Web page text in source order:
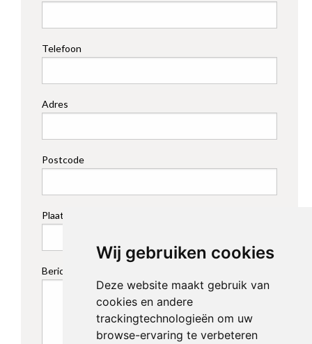
Wij gebruiken cookies
Deze website maakt gebruik van
cookies en andere
trackingtechnologieën om uw
browse-ervaring te verbeteren
Telefoon
Adres
Postcode
Plaats
Bericht *